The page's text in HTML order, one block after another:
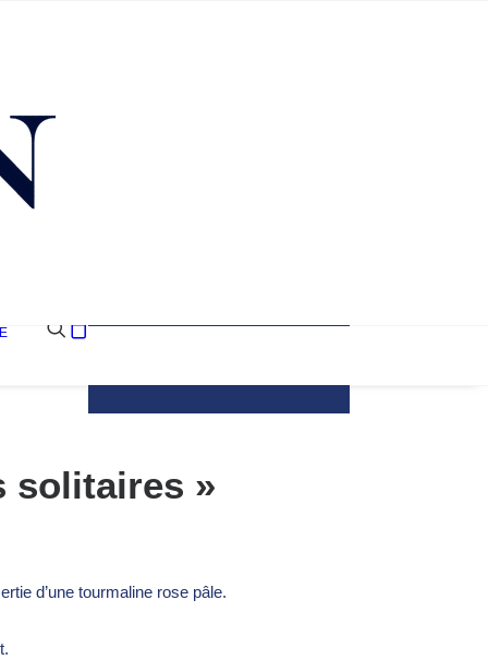
solitaires »
d’une tourmaline rose pâle.